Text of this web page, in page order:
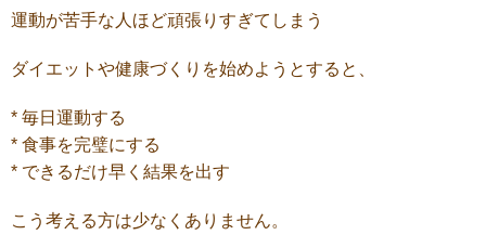
運動が苦手な人ほど頑張りすぎてしまう
ダイエットや健康づくりを始めようとすると、
* 毎日運動する
* 食事を完璧にする
* できるだけ早く結果を出す
こう考える方は少なくありません。